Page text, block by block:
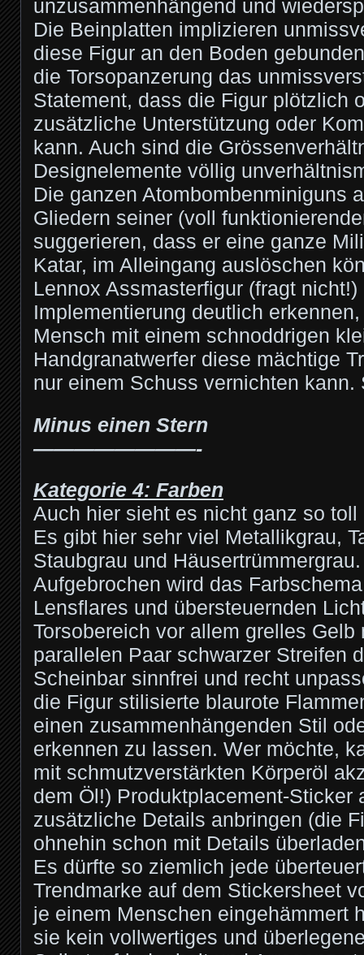
unzusammenhängend und
Die Beinplatten implizieren
diese Figur an den Boden
die Torsopanzerung das
Statement, dass die Figur plötzlich
zusätzliche Unterstützung oder
kann. Auch sind die
Designelemente völlig
Die ganzen Atombombenminiguns
Gliedern seiner (voll
suggerieren, dass er eine ganze
Katar, im Alleingang auslöschen
Lennox Assmasterfigur (fragt
Implementierung deutlich
Mensch mit einem schnoddrigen
Handgranatwerfer diese mächtige
nur einem Schuss vernichten kann.
Minus einen Stern
————————-
Kategorie 4: Farben
Auch hier sieht es nicht ganz so toll
Es gibt hier sehr viel Metallikgrau,
Staubgrau und Häusertrümmergrau.
Aufgebrochen wird das
Lensflares und übersteuernden
Torsobereich vor allem grelles Gelb
parallelen Paar schwarzer Streifen
Scheinbar sinnfrei und recht
die Figur stilisierte blaurote
einen zusammenhängenden Stil
erkennen zu lassen. Wer möchte,
mit schmutzverstärkten Körperöl
dem Öl!) Produktplacement-Sticker
zusätzliche Details anbringen (die
ohnehin schon mit Details
Es dürfte so ziemlich jede
Trendmarke auf dem Stickersheet
je einem Menschen eingehämmert
sie kein vollwertiges und